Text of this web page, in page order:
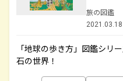
旅の図鑑
「地球の歩き方」図鑑シリ
石の世界！